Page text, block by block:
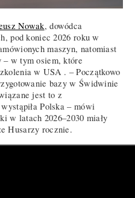
Nowak, dowódca
pod koniec 2026 roku w
maszyn, natomiast
w tym osiem, które
w USA . – Początkowo
bazy w Świdwinie
jest to z
Polska – mówi
w latach 2026–2030 miały
Husarzy rocznie.